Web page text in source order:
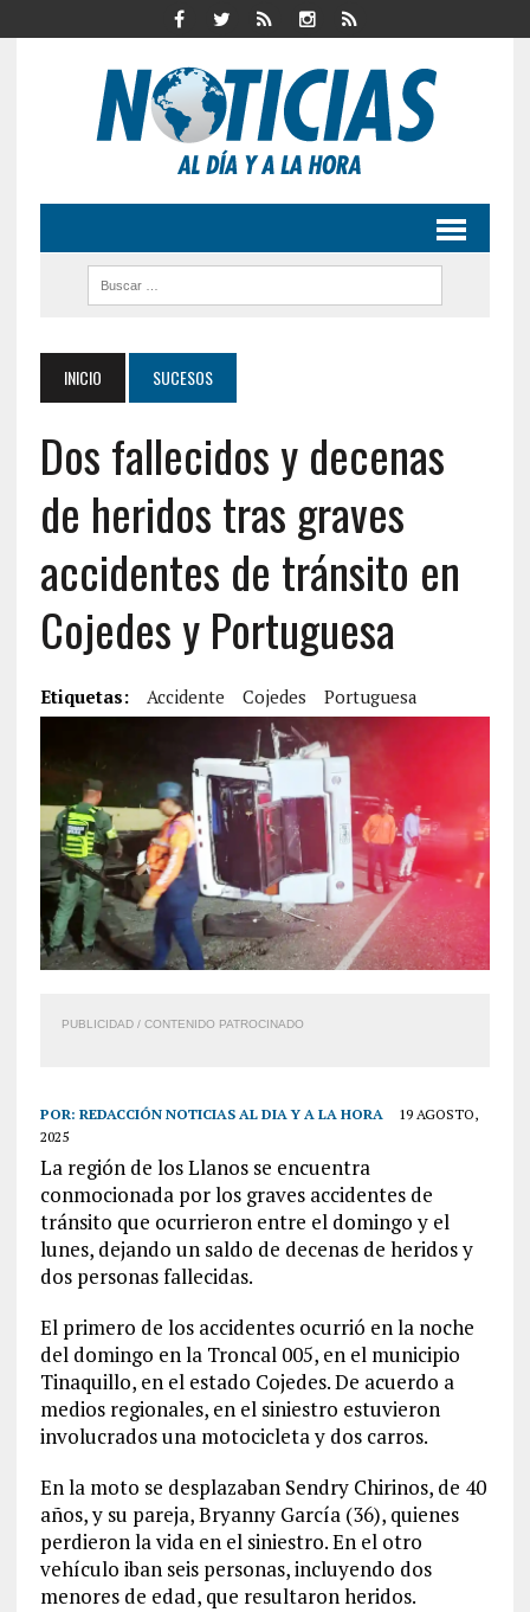
INICIO SUCESOS
Dos fallecidos y decenas
de heridos tras graves
accidentes de tránsito en
Cojedes y Portuguesa
Etiquetas: Accidente Cojedes Portuguesa
PUBLICIDAD / CONTENIDO PATROCINADO
POR: REDACCIÓN NOTICIAS AL DIA Y A LA HORA
19 AGOSTO,
2025
La región de los Llanos se encuentra
conmocionada por los graves accidentes de
tránsito que ocurrieron entre el domingo y el
lunes, dejando un saldo de decenas de heridos y
dos personas fallecidas.
El primero de los accidentes ocurrió en la noche
del domingo en la Troncal 005, en el municipio
Tinaquillo, en el estado Cojedes. De acuerdo a
medios regionales, en el siniestro estuvieron
involucrados una motocicleta y dos carros.
En la moto se desplazaban Sendry Chirinos, de 40
años, y su pareja, Bryanny García (36), quienes
perdieron la vida en el siniestro. En el otro
vehículo iban seis personas, incluyendo dos
menores de edad, que resultaron heridos.